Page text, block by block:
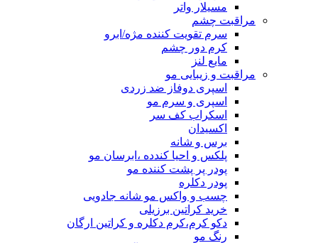
مسیلار واتر
مراقبت چشم
سرم تقویت کننده مژه/ابرو
کرم دور چشم
مایع لنز
مراقبت و زیبایی مو
اسپری دوفاز ضد زردی
اسپری و سرم مو
اسکراب کف سر
اکسیدان
برس و شانه
پلکس و احیا کندده ،ابرسان مو
پودر پر پشت کننده مو
پودر دکلره
چسب و واکس مو شانه جادویی
خرید کراتین برزیلی
دکو کرم،کرم دکلره و کراتین ارگان
رنگ مو